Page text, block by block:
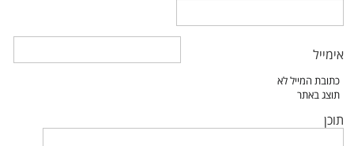
אימייל
תוכן